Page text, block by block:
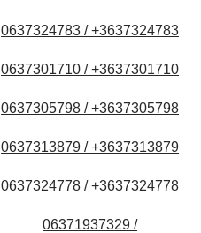
0637324783 / +3637324783
0637301710 / +3637301710
0637305798 / +3637305798
0637313879 / +3637313879
0637324778 / +3637324778
06371937329 /